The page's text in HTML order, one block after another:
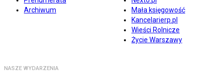
Archiwum
Mała księgowość
Kancelarierp.pl
Wieści Rolnicze
Życie Warszawy
NASZE WYDARZENIA